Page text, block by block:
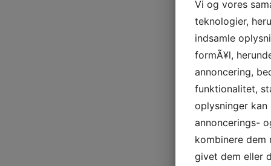
Vi og vores
teknologier,
indsamle
formÃ¥l,
annoncering,
funktionalitet,
oplysninger
annoncerings-
kombinere dem
givet dem eller